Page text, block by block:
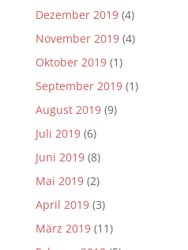
Dezember 2019(4)
November 2019(4)
Oktober 2019(1)
September 2019(1)
August 2019(9)
Juli 2019(6)
Juni 2019(8)
Mai 2019(2)
April 2019(3)
März 2019(11)